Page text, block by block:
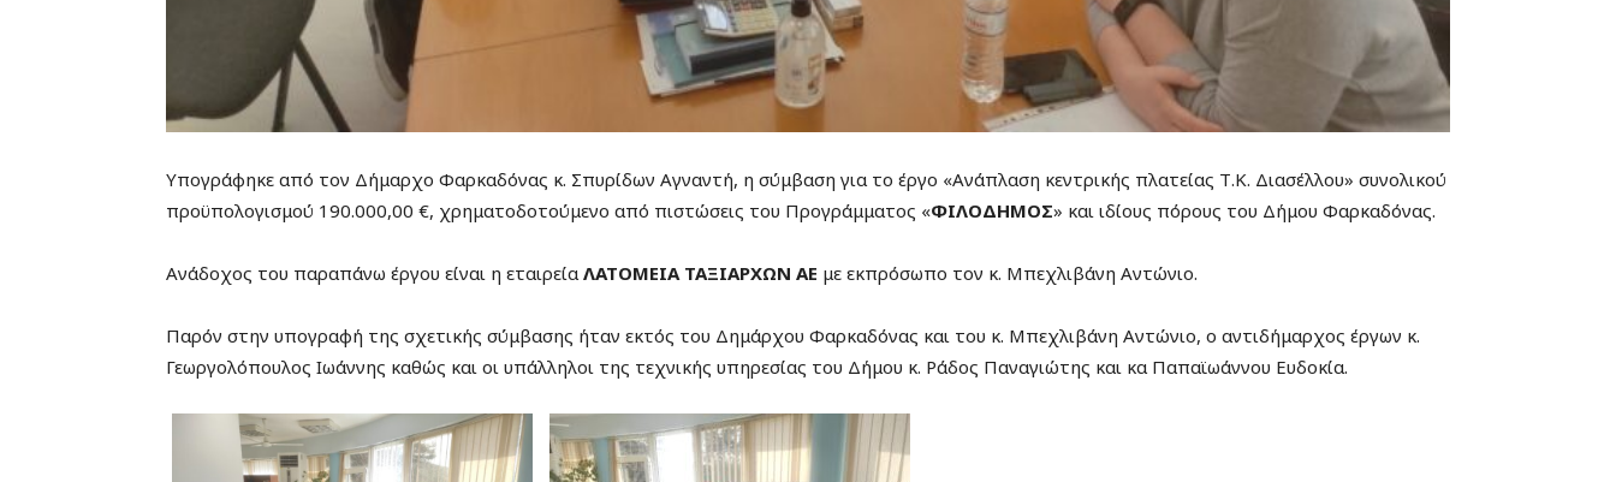
Υπογράφηκε από τον Δήμαρχο Φαρκαδόνας κ. Σπυρίδων Αγναντή, η σύμβαση για το έργο «Ανάπλαση κεντρικής πλατείας Τ.Κ. Διασέλλου» συνολικού
προϋπολογισμού 190.000,00 €, χρηματοδοτούμενο από πιστώσεις του Προγράμματος «ΦΙΛΟΔΗΜΟΣ» και ιδίους πόρους του Δήμου Φαρκαδόνας.
Ανάδοχος του παραπάνω έργου είναι η εταιρεία ΛΑΤΟΜΕΙΑ ΤΑΞΙΑΡΧΩΝ ΑΕ με εκπρόσωπο τον κ. Μπεχλιβάνη Αντώνιο.
Παρόν στην υπογραφή της σχετικής σύμβασης ήταν εκτός του Δημάρχου Φαρκαδόνας και του κ. Μπεχλιβάνη Αντώνιο, o αντιδήμαρχος έργων κ.
Γεωργολόπουλος Ιωάννης καθώς και οι υπάλληλοι της τεχνικής υπηρεσίας του Δήμου κ. Ράδος Παναγιώτης και κα Παπαϊωάννου Ευδοκία.